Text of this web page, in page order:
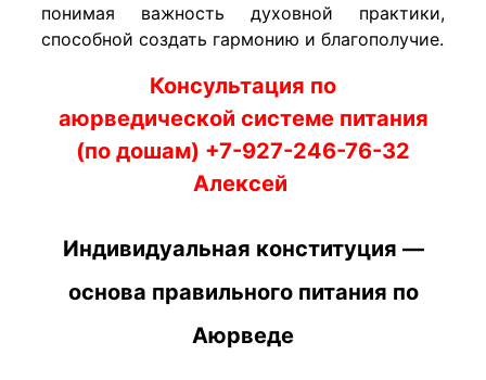
понимая важность духовной практики,
способной создать гармонию и благополучие.
Консультация по
аюрведической системе питания
(по дошам) +7-927-246-76-32
Алексей
Индивидуальная конституция —
основа правильного питания по
Аюрведе